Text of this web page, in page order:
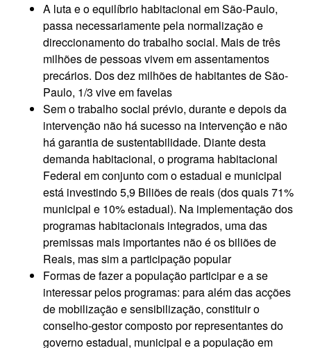
A luta e o equilíbrio habitacional em São-Paulo,
passa necessariamente pela normalização e
direccionamento do trabalho social. Mais de três
milhões de pessoas vivem em assentamentos
precários. Dos dez milhões de habitantes de São-
Paulo, 1/3 vive em favelas
Sem o trabalho social prévio, durante e depois da
intervenção não há sucesso na intervenção e não
há garantia de sustentabilidade. Diante desta
demanda habitacional, o programa habitacional
Federal em conjunto com o estadual e municipal
está investindo 5,9 Biliões de reais (dos quais 71%
municipal e 10% estadual). Na implementação dos
programas habitacionais integrados, uma das
premissas mais importantes não é os biliões de
Reais, mas sim a participação popular
Formas de fazer a população participar e a se
interessar pelos programas: para além das acções
de mobilização e sensibilização, constituir o
conselho-gestor composto por representantes do
governo estadual, municipal e a população em